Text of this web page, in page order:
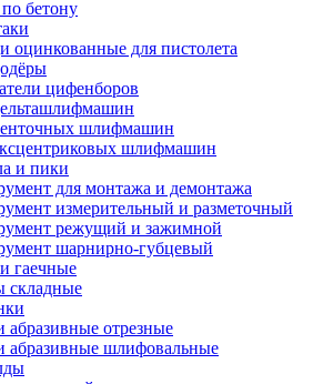
бетону
оцинкованные для пистолета
цифенборов
шлифмашин
шлифмашин
и пики
для монтажа и демонтажа
измерительный и разметочный
режущий и зажимной
шарнирно-губцевый
гаечные
складные
абразивные отрезные
абразивные шлифовальные